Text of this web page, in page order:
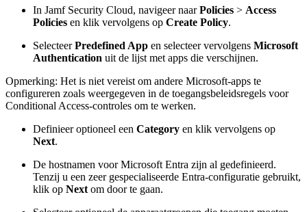
In Jamf Security Cloud, navigeer naarPolicies > Access
Policies en klik vervolgens op Create Policy.
SelecteerPredefined App en selecteer vervolgens Microsoft
Authentication uit de lijst met apps die verschijnen.
Opmerking: Het is niet vereist om andere Microsoft-apps te
configureren zoals weergegeven in de toegangsbeleidsregels voor
Conditional Access-controles om te werken.
Definieer optioneel een Category en klik vervolgens op
Next.
De hostnamen voor Microsoft Entra zijn al gedefinieerd.
Tenzij u een zeer gespecialiseerde Entra-configuratie gebruikt,
klik op Next om door te gaan.